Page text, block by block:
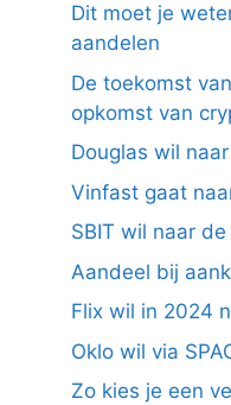
Dit moet je
aandelen
De toekomst
opkomst van
Douglas wil
Vinfast gaat
SBIT wil naar
Aandeel bij
Flix wil in 2024
Oklo wil via
Zo kies je een